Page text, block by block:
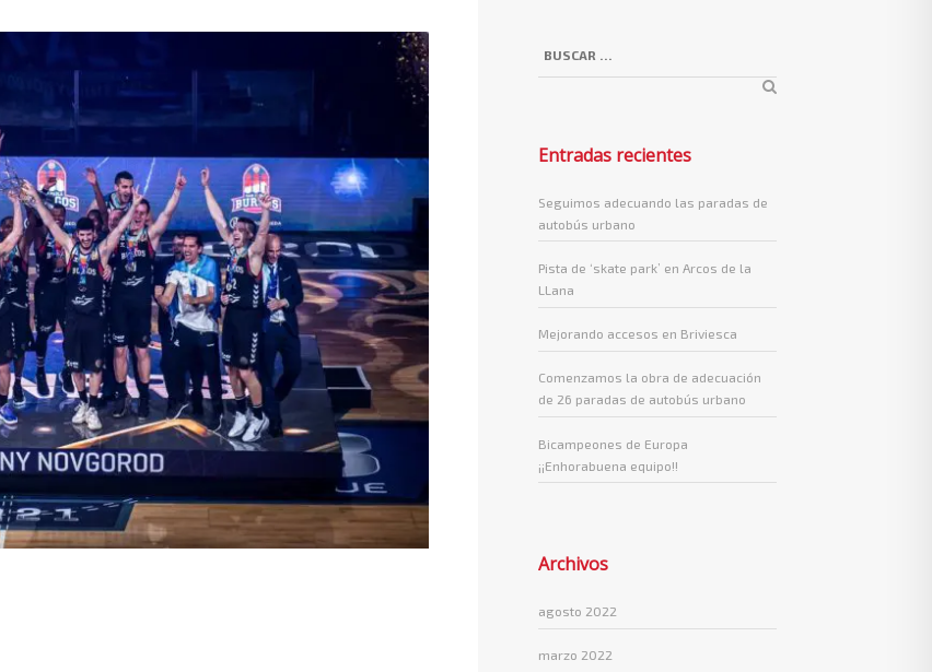
Entradas recientes
Seguimos adecuando las paradas de
autobús urbano
Pista de ‘skate park’ en Arcos de la
LLana
Mejorando accesos en Briviesca
Comenzamos la obra de adecuación
de 26 paradas de autobús urbano
Bicampeones de Europa
¡¡Enhorabuena equipo!!
Archivos
agosto 2022
marzo 2022